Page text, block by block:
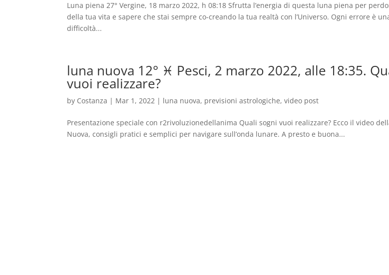
Luna piena 27° Vergine, 18 marzo 2022, h 08:18 Sfrutta l’energia di questa luna piena per
della tua vita e sapere che stai sempre co-creando la tua realtà con l’Universo. Ogni errore è
difficoltà...
luna nuova 12° ♓️ Pesci, 2 marzo 2022, alle 18:35.
vuoi realizzare?
by Costanza | Mar 1, 2022 | luna nuova, previsioni astrologiche,video post
Presentazione speciale con r2rivoluzionedellanima Quali sogni vuoi realizzare? Ecco il video
Nuova, consigli pratici e semplici per navigare sull’onda lunare. A presto e buona...